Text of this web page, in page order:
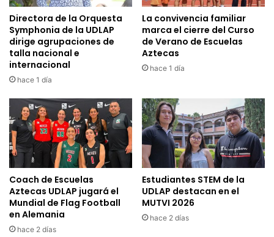
Directora de la Orquesta
Symphonia de la UDLAP
dirige agrupaciones de
talla nacional e
internacional
hace 1 día
La convivencia familiar
marca el cierre del Curso
de Verano de Escuelas
Aztecas
hace 1 día
Coach de Escuelas
Aztecas UDLAP jugará el
Mundial de Flag Football
en Alemania
hace 2 días
Estudiantes STEM de la
UDLAP destacan en el
MUTVI 2026
hace 2 días